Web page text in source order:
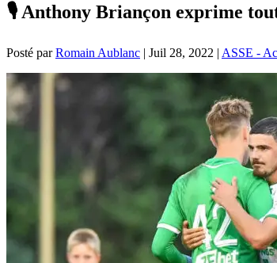
🎙 Anthony Briançon exprime
Posté parRomain Aublanc | Juil 28, 2022 | ASSE -